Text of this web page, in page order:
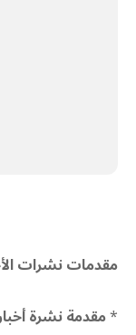
مقدمات نشرات
*مقدمة نشرة